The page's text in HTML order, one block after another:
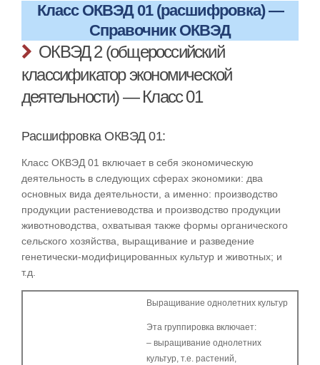
ОКВЭД 2019
Онлайн-кассы 2019: 54-ФЗ!
Законодательство
Класс ОКВЭД 01 (расшифровка) —
Справочник ОКВЭД
ОКВЭД 2 (общероссийский
классификатор экономической
деятельности) — Класс 01
Расшифровка ОКВЭД 01:
Класс ОКВЭД 01 включает в себя экономическую
деятельность в следующих сферах экономики: два
основных вида деятельности, а именно: производство
продукции растениеводства и производство продукции
животноводства, охватывая также формы органического
сельского хозяйства, выращивание и разведение
генетически-модифицированных культур и животных; и
т.д.
Выращивание однолетних культур
Эта группировка включает:
– выращивание однолетних
культур, т.е. растений,